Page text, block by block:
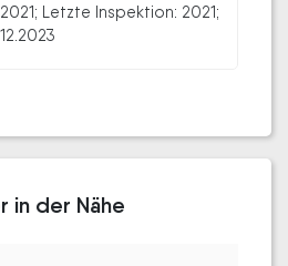
Letzte Inspektion: 2021;
in der Nähe